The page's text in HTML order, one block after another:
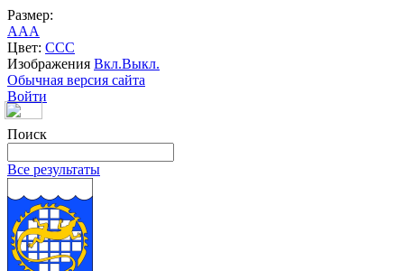
Размер:
AAA
Цвет: CCC
Изображения Вкл.Выкл.
Обычная версия сайта
Войти
Поиск
Все результаты